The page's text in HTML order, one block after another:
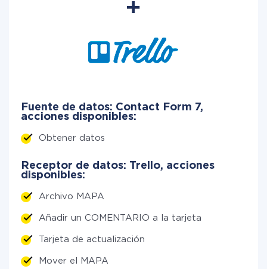
Fuente de datos: Contact Form 7,
acciones disponibles:
Obtener datos
Receptor de datos: Trello, acciones
disponibles:
Archivo MAPA
Añadir un COMENTARIO a la tarjeta
Tarjeta de actualización
Mover el MAPA